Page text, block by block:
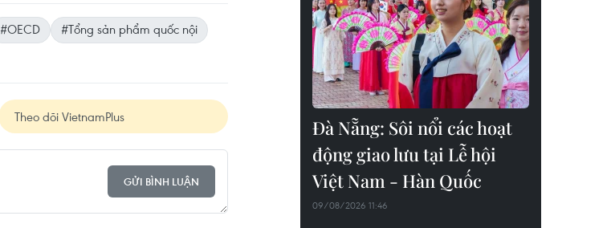
#OECD
#Tổng sản phẩm quốc nội
Theo dõi VietnamPlus
GỬI BÌNH LUẬN
Đà Nẵng: Sôi nổi các hoạt
động giao lưu tại Lễ hội
Việt Nam - Hàn Quốc
09/08/2026 11:46